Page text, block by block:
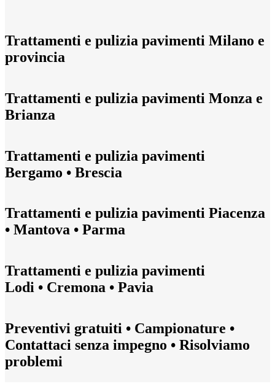
Trattamenti e pulizia pavimenti Milano e
provincia
Trattamenti e pulizia pavimenti Monza e
Brianza
Trattamenti e pulizia pavimenti
Bergamo • Brescia
Trattamenti e pulizia pavimenti Piacenza
• Mantova • Parma
Trattamenti e pulizia pavimenti
Lodi • Cremona • Pavia
Preventivi gratuiti • Campionature •
Contattaci senza impegno • Risolviamo
problemi